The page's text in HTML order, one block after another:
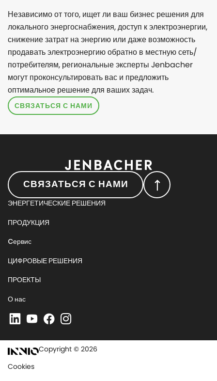
Независимо от того, ищет ли ваш бизнес решения для
локального энергоснабжения, доступ к электроэнергии,
снижение затрат на энергию или даже возможность
продавать электроэнергию обратно в местную сеть/
потребителям, региональные эксперты Jenbacher
могут проконсультировать вас и предложить
оптимальное решение для ваших задач.
СВЯЗАТЬСЯ С НАМИ
СВЯЗАТЬСЯ С НАМИ
ЭНЕРГЕТИЧЕСКИЕ РЕШЕНИЯ
ПРОДУКЦИЯ
Cервис
ЦИФРОВЫЕ РЕШЕНИЯ
ПРОЕКТЫ
О нас
Copyright © 2026
Cookies